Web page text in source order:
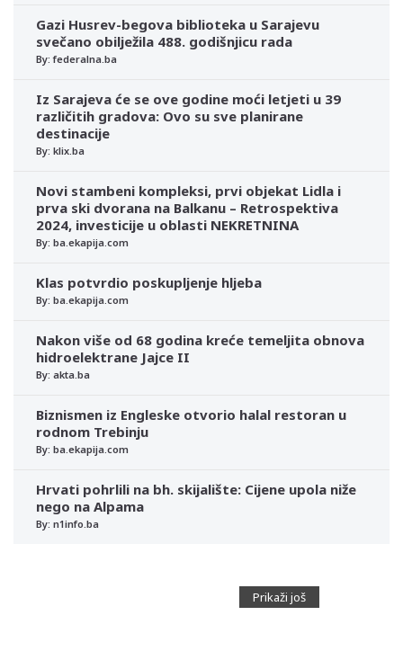
Gazi Husrev-begova biblioteka u Sarajevu
svečano obilježila 488. godišnjicu rada
By: federalna.ba
Iz Sarajeva će se ove godine moći letjeti u 39
različitih gradova: Ovo su sve planirane
destinacije
By: klix.ba
Novi stambeni kompleksi, prvi objekat Lidla i
prva ski dvorana na Balkanu – Retrospektiva
2024, investicije u oblasti NEKRETNINA
By: ba.ekapija.com
Klas potvrdio poskupljenje hljeba
By: ba.ekapija.com
Nakon više od 68 godina kreće temeljita obnova
hidroelektrane Jajce II
By: akta.ba
Biznismen iz Engleske otvorio halal restoran u
rodnom Trebinju
By: ba.ekapija.com
Hrvati pohrlili na bh. skijalište: Cijene upola niže
nego na Alpama
By: n1info.ba
Prikaži još